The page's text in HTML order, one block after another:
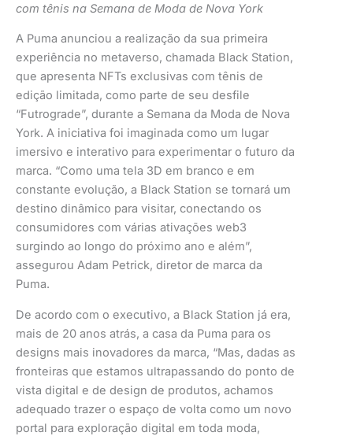
com tênis na Semana de Moda de Nova York
A Puma anunciou a realização da sua primeira
experiência no metaverso, chamada Black Station,
que apresenta NFTs exclusivas com tênis de
edição limitada, como parte de seu desfile
“Futrograde”, durante a Semana da Moda de Nova
York. A iniciativa foi imaginada como um lugar
imersivo e interativo para experimentar o futuro da
marca. “Como uma tela 3D em branco e em
constante evolução, a Black Station se tornará um
destino dinâmico para visitar, conectando os
consumidores com várias ativações web3
surgindo ao longo do próximo ano e além”,
assegurou Adam Petrick, diretor de marca da
Puma.
De acordo com o executivo, a Black Station já era,
mais de 20 anos atrás, a casa da Puma para os
designs mais inovadores da marca, “Mas, dadas as
fronteiras que estamos ultrapassando do ponto de
vista digital e de design de produtos, achamos
adequado trazer o espaço de volta como um novo
portal para exploração digital em toda moda,